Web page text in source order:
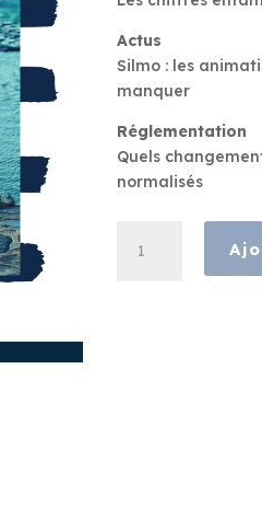
Actus
Silmo : les
manquer
Réglementation
Quels
normalisés